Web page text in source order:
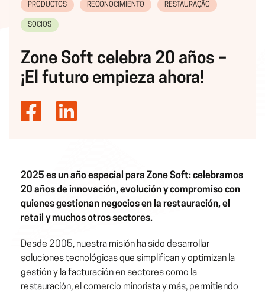
PRODUCTOS RECONOCIMIENTO RESTAURAÇÃO
SOCIOS
Zone Soft celebra 20 años –
¡El futuro empieza ahora!
2025 es un año especial para Zone Soft: celebramos
20 años de innovación, evolución y compromiso con
quienes gestionan negocios en la restauración, el
retail y muchos otros sectores.
Desde 2005, nuestra misión ha sido desarrollar
soluciones tecnológicas que simplifican y optimizan la
gestión y la facturación en sectores como la
restauración, el comercio minorista y más, permitiendo